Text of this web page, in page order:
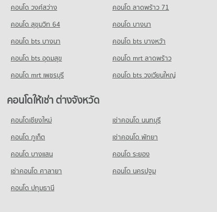
คอนโด วงศ์สว่าง
คอนโด ลาดพร้าว 71
คอนโด สุขุมวิท 64
คอนโด บางนา
คอนโด bts บางนา
คอนโด bts บางหว้า
คอนโด bts อุดมสุข
คอนโด mrt ลาดพร้าว
คอนโด mrt เพชรบุรี
คอนโด bts วงเวียนใหญ่
คอนโดให้เช่า ต่างจังหวัด
คอนโดเชียงใหม่
เช่าคอนโด นนทบุรี
คอนโด ภูเก็ต
เช่าคอนโด พัทยา
คอนโด บางแสน
คอนโด ระยอง
เช่าคอนโด ศาลายา
คอนโด นครปฐม
คอนโด ปทุมธานี